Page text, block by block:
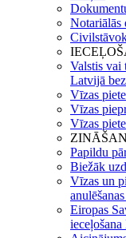
Notariālās
Valstis vai
Latvijā
Vīzas
Vīzas
Vīzas
Papildu
Biežāk
Vīzas un
Eiropas